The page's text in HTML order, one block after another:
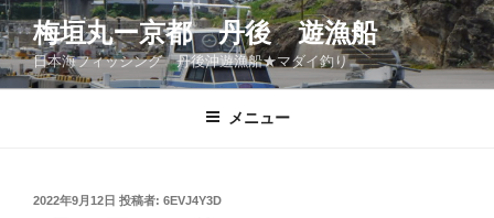
コ
ン
テ
ン
梅垣丸ー京都 丹後 遊漁船
日本海フィッシング 丹後沖遊漁船★マダイ釣り
メニュー
投
2022年9月12日 投稿者: 6EVJ4Y3D